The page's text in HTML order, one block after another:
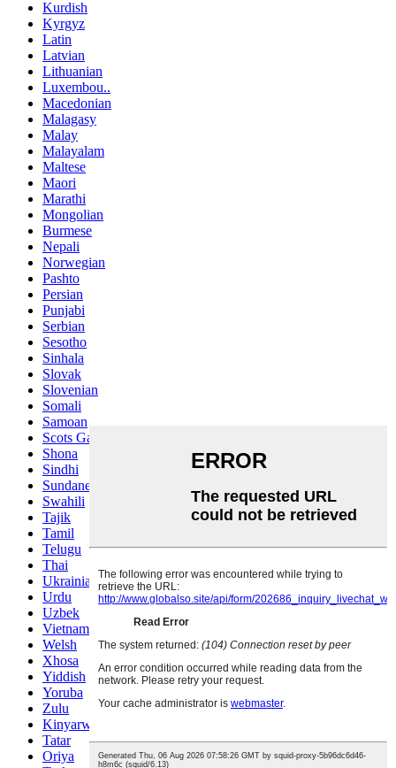
Kurdish
Kyrgyz
Latin
Latvian
Lithuanian
Luxembou..
Macedonian
Malagasy
Malay
Malayalam
Maltese
Maori
Marathi
Mongolian
Burmese
Nepali
Norwegian
Pashto
Persian
Punjabi
Serbian
Sesotho
Sinhala
Slovak
Slovenian
Somali
Samoan
Scots Gaelic
Shona
Sindhi
Sundanese
Swahili
Tajik
Tamil
Telugu
Thai
Ukrainian
Urdu
Uzbek
Vietnamese
Welsh
Xhosa
Yiddish
Yoruba
Zulu
Kinyarwanda
Tatar
Oriya